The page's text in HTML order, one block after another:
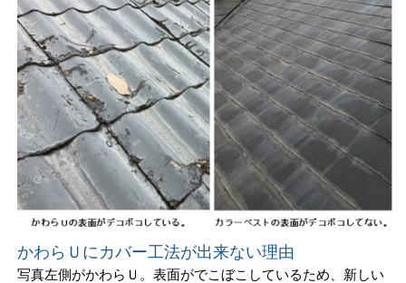
かわらＵにカバー工法が出来ない理由
写真左側がかわらＵ。表面がでこぼこしているため、新しい